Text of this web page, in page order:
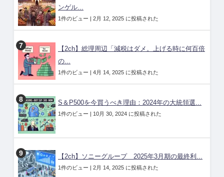
ンゲル...
1件のビュー | 2月 12, 2025 に投稿された
【2ch】総理周辺「減税はダメ。上げる時に何百倍
の...
1件のビュー | 4月 14, 2025 に投稿された
S＆P500を今買うべき理由：2024年の大統領選...
1件のビュー | 10月 30, 2024 に投稿された
【2ch】ソニーグループ 2025年3月期の最終利...
1件のビュー | 2月 14, 2025 に投稿された